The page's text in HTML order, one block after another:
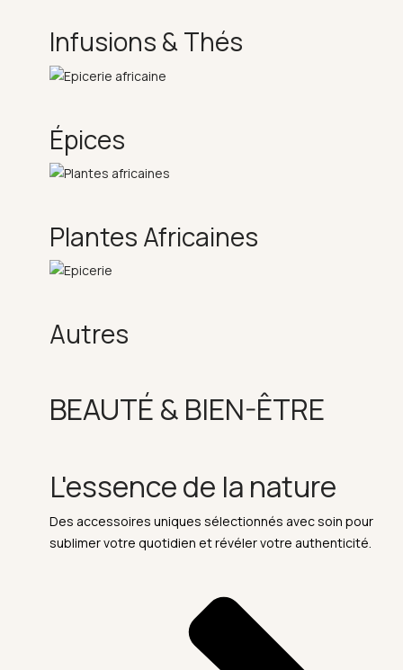
Infusions & Thés
Épices
Plantes Africaines
Autres
BEAUTÉ & BIEN-ÊTRE
L'essence de la nature
Des accessoires uniques sélectionnés avec soin pour
sublimer votre quotidien et révéler votre authenticité.